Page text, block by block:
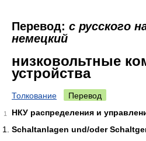
Перевод: с русского
немецкий
низковольтные
устройства
Толкование Перевод
1
НКУ распределения и
Schaltanlagen und/oder